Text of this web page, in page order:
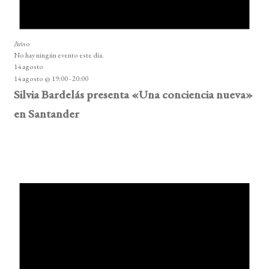
Aviso
No hay ningún evento este día.
14 agosto
14 agosto @ 19:00-20:00
Silvia Bardelás presenta «Una conciencia nueva»
en Santander